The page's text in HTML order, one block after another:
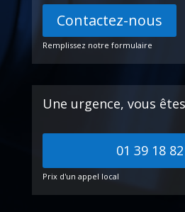
Contactez-nous
Remplissez notre formulaire
Une urgence, vous
01 39 18
Prix d'un appel local